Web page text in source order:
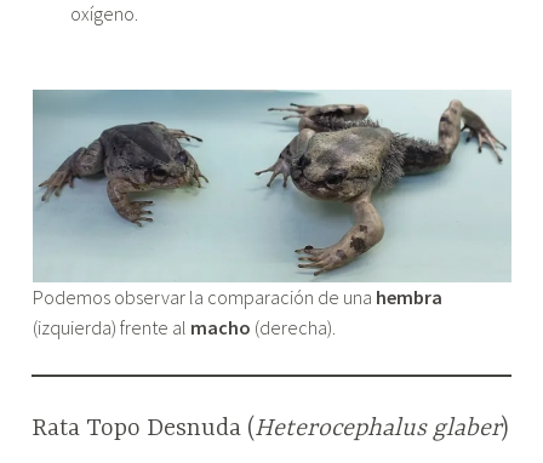
oxígeno.
Podemos observar la comparación de una hembra
(izquierda) frente al macho (derecha).
Rata Topo Desnuda (Heterocephalus glaber)